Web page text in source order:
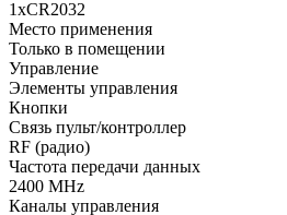
1xCR2032
Место применения
Только в помещении
Управление
Элементы управления
Кнопки
Связь пульт/контроллер
RF (радио)
Частота передачи данных
2400 MHz
Каналы управления